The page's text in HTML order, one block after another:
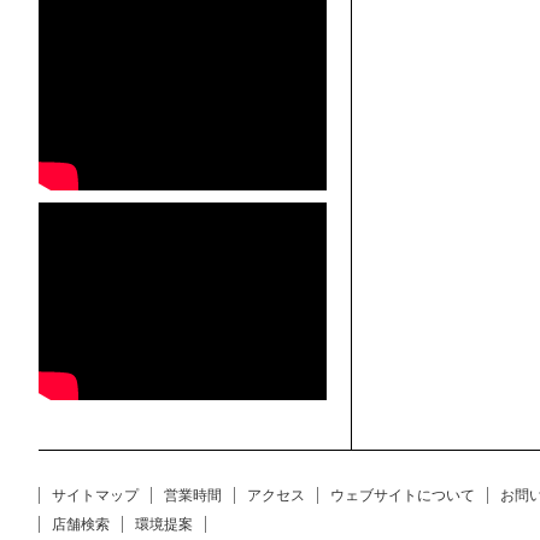
サイトマップ 営業時間 アクセス ウェブサイトについて
お問
店舗検索
環境提案